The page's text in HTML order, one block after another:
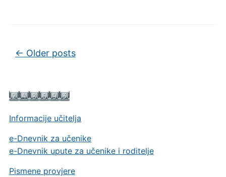
Informacije učitelja
e-Dnevnik za učenike
e-Dnevnik upute za učenike i roditelje
Pismene provjere
Post navigation
← Older posts